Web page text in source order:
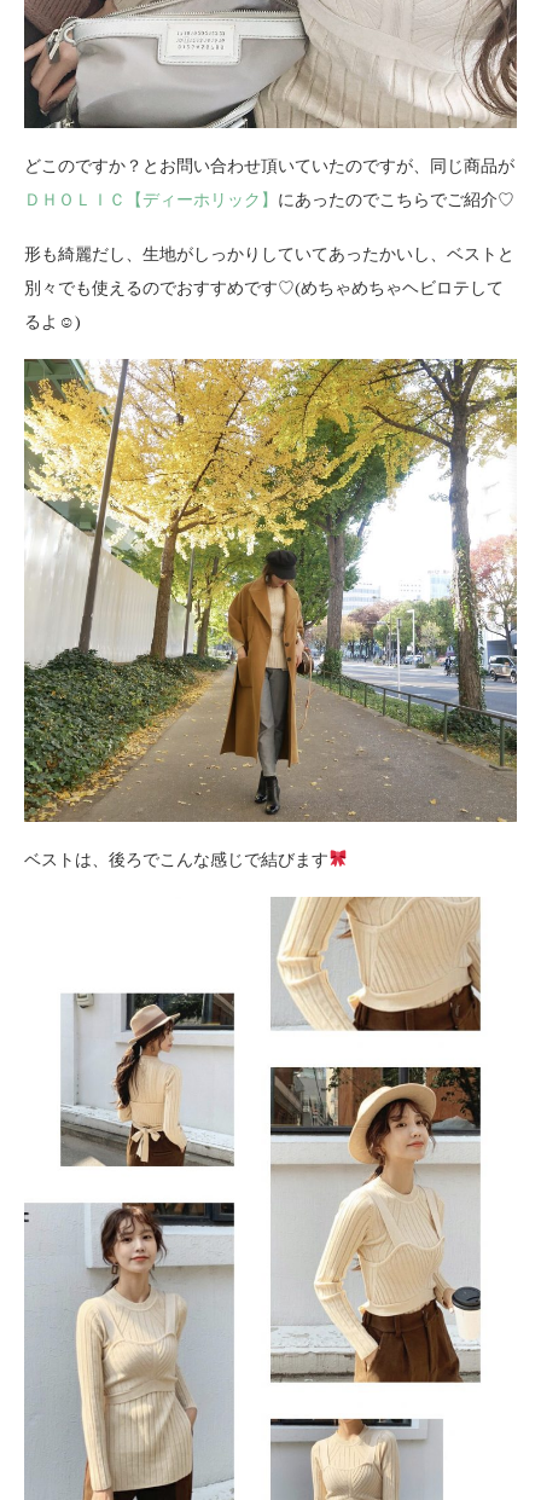
どこのですか？とお問い合わせ頂いていたのですが、同じ商品が
ＤＨＯＬＩＣ【ディーホリック】 にあったのでこちらでご紹介♡
形も綺麗だし、生地がしっかりしていてあったかいし、ベストと
別々でも使えるのでおすすめです♡(めちゃめちゃヘビロテして
るよ☺︎)
ベストは、後ろでこんな感じで結びます